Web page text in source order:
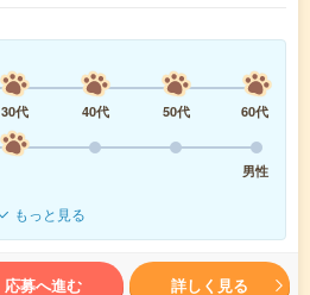
30代 40代 50代
60代
男性
もっと見る
応募へ進む 詳しく見る